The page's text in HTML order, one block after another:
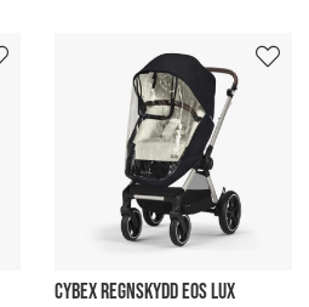
CYBEX REGNSKYDD EOS LUX